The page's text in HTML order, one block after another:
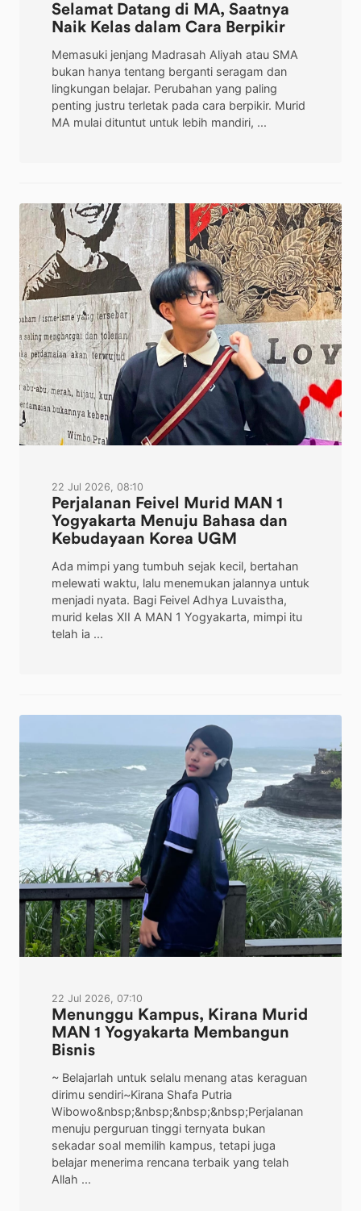
Selamat Datang di MA, Saatnya
Naik Kelas dalam Cara Berpikir
Memasuki jenjang Madrasah Aliyah atau SMA
bukan hanya tentang berganti seragam dan
lingkungan belajar. Perubahan yang paling
penting justru terletak pada cara berpikir. Murid
MA mulai dituntut untuk lebih mandiri, ...
22 Jul 2026, 08:10
Perjalanan Feivel Murid MAN 1
Yogyakarta Menuju Bahasa dan
Kebudayaan Korea UGM
Ada mimpi yang tumbuh sejak kecil, bertahan
melewati waktu, lalu menemukan jalannya untuk
menjadi nyata. Bagi Feivel Adhya Luvaistha,
murid kelas XII A MAN 1 Yogyakarta, mimpi itu
telah ia ...
22 Jul 2026, 07:10
Menunggu Kampus, Kirana Murid
MAN 1 Yogyakarta Membangun
Bisnis
~ Belajarlah untuk selalu menang atas keraguan
dirimu sendiri~Kirana Shafa Putria
Wibowo&nbsp;&nbsp;&nbsp;&nbsp;Perjalanan
menuju perguruan tinggi ternyata bukan
sekadar soal memilih kampus, tetapi juga
belajar menerima rencana terbaik yang telah
Allah ...